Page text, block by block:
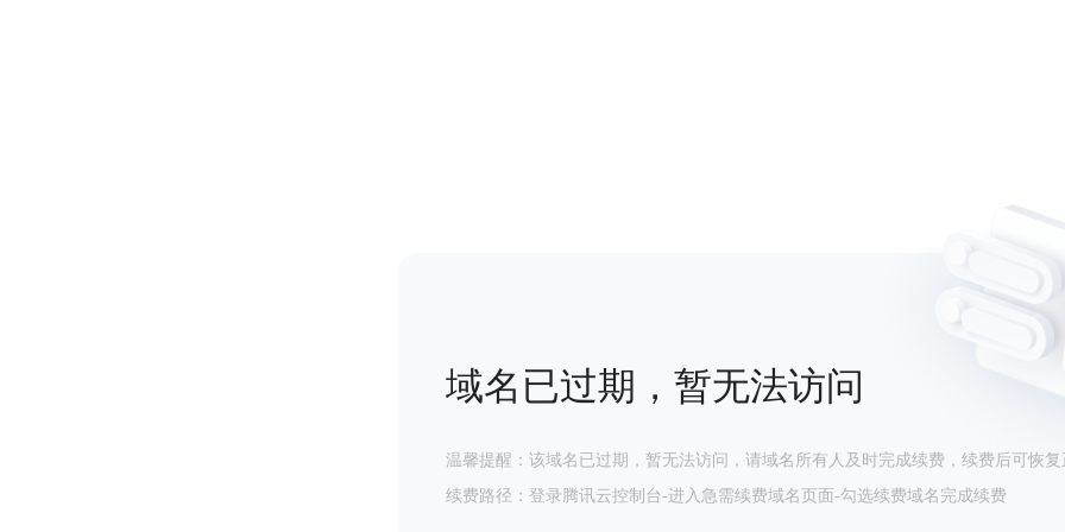
域名已过期，暂无法访问
温馨提醒：该域名已过期，暂无法访问，请域名所有人及时完成续费，续费后可恢复
续费路径：登录腾讯云控制台-进入急需续费域名页面-勾选续费域名完成续费